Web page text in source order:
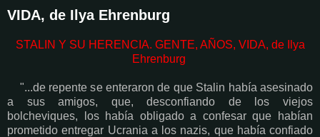
VIDA, de Ilya Ehrenburg
STALIN Y SU HERENCIA. GENTE, AÑOS, VIDA, de Ilya
Ehrenburg
"...de repente se enteraron de que Stalin había asesinado
a sus amigos, que, desconfiando de los viejos
bolcheviques, los había obligado a confesar que habían
prometido entregar Ucrania a los nazis, que había confiado